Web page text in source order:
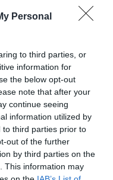
Personal
to third parties, or
information for
the below opt-out
note that after your
continue seeing
information utilized by
to third parties prior to
out of the further
by third parties on the
This information may
pourrez
RÉPONDRE
13
novembre
2019 - 16
h 35 min
amis! J’ai